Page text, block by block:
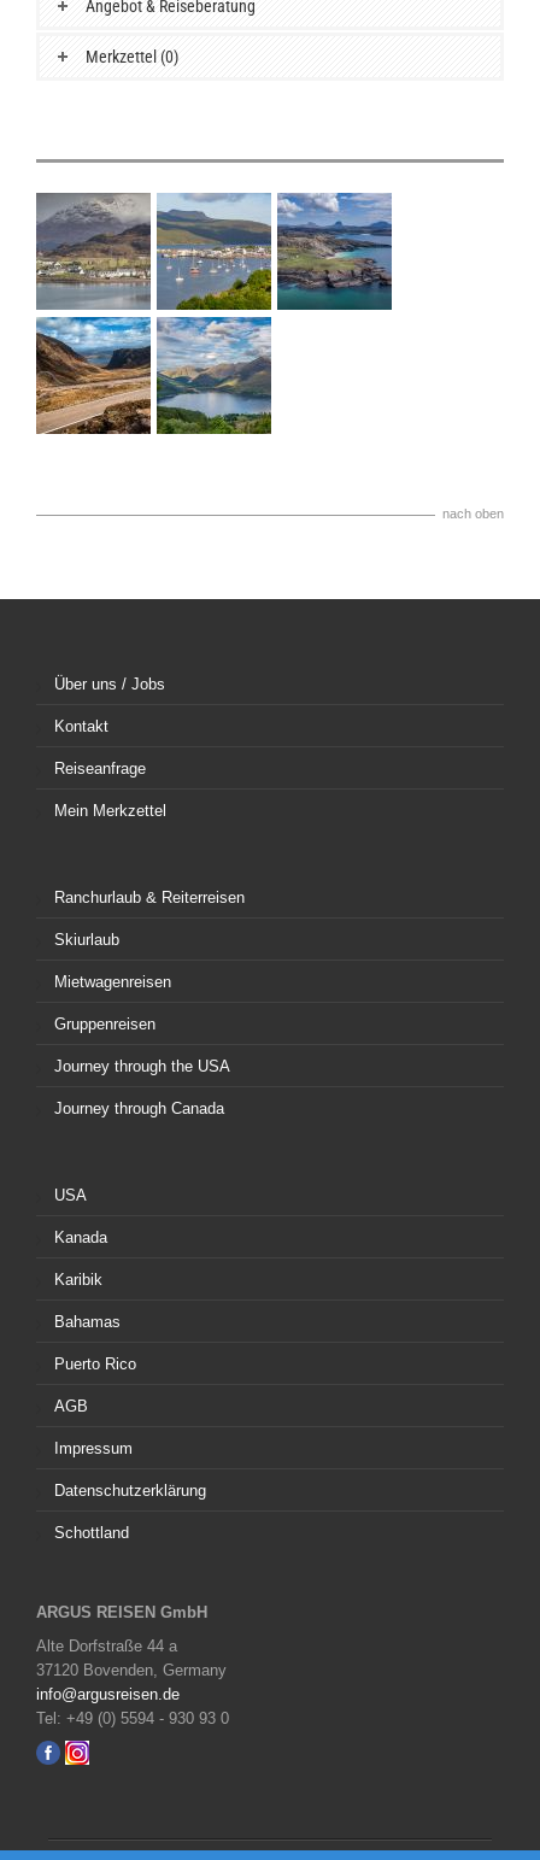
Angebot & Reiseberatung
Merkzettel (0)
nach oben
Über uns / Jobs
Kontakt
Reiseanfrage
Mein Merkzettel
Ranchurlaub & Reiterreisen
Skiurlaub
Mietwagenreisen
Gruppenreisen
Journey through the USA
Journey through Canada
USA
Kanada
Karibik
Bahamas
Puerto Rico
AGB
Impressum
Datenschutzerklärung
Schottland
ARGUS REISEN GmbH
Alte Dorfstraße 44 a
37120 Bovenden, Germany
info@argusreisen.de
Tel: +49 (0) 5594 - 930 93 0